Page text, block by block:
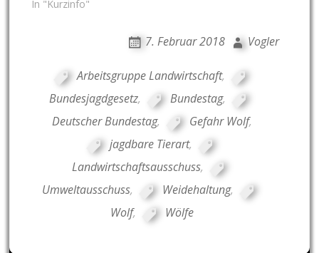
In "Kurzinfo"
7. Februar 2018 Vogler
Arbeitsgruppe Landwirtschaft,
Bundesjagdgesetz, Bundestag,
Deutscher Bundestag, Gefahr Wolf,
jagdbare Tierart,
Landwirtschaftsausschuss,
Umweltausschuss, Weidehaltung,
Wolf, Wölfe